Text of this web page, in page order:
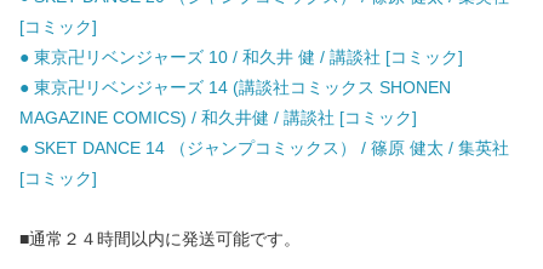
[コミック]
● 東京卍リベンジャーズ 10 / 和久井 健 / 講談社 [コミック]
● 東京卍リベンジャーズ 14 (講談社コミックス SHONEN
MAGAZINE COMICS) / 和久井健 / 講談社 [コミック]
● SKET DANCE 14 （ジャンプコミックス） / 篠原 健太 / 集英社
[コミック]
■通常２４時間以内に発送可能です。